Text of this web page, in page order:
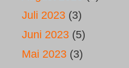
Juli 2023 (3)
Juni 2023 (5)
Mai 2023 (3)